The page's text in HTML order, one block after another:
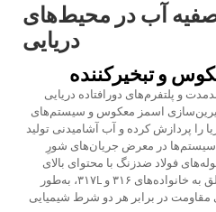
آب در محیط‌های
دریایی
و تبخیرکننده
و پلتفرم‌های دورافتاده دریایی
اسمز معکوس و سیستم‌های
را پردازش کرده و آب آشامیدنی تولید
سیستم‌ها در معرض جریان‌های شورِ
فولاد ضدزنگ با محتوای بالای
کروم و مولیبدن، مانند لوله‌های متعلق به خانواده‌های ۳۱۶ و ۳۱۷L، به‌طور
در برابر هر دو شرط شیمیایی